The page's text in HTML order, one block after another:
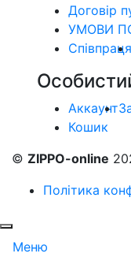
Договір
УМОВИ
Співпраця
Аккаунт
Кошик
© ZIPPO-online
Політика
Меню